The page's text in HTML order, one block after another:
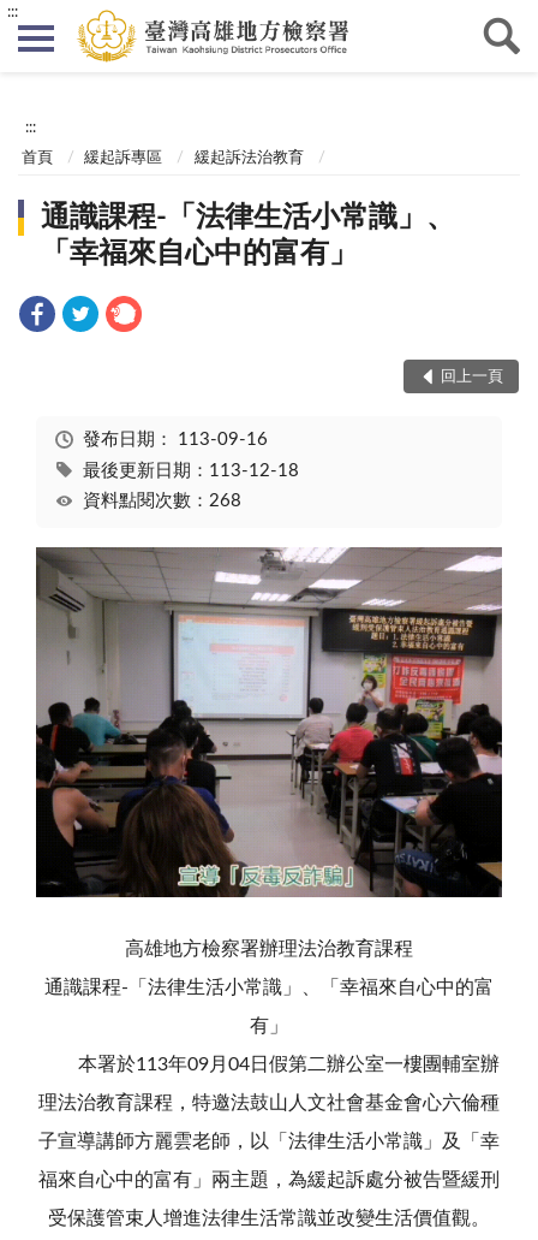
:::
:::
首頁 緩起訴專區 緩起訴法治教育
通識課程-「法律生活小常識」、
「幸福來自心中的富有」
回上一頁
發布日期： 113-09-16
最後更新日期：113-12-18
資料點閱次數：268
高雄地方檢察署辦理法治教育課程
通識課程-「法律生活小常識」、「幸福來自心中的富
有」
本署於113年09月04日假第二辦公室一樓團輔室辦
理法治教育課程，特邀法鼓山人文社會基金會心六倫種
子宣導講師方麗雲老師，以「法律生活小常識」及「幸
福來自心中的富有」兩主題，為緩起訴處分被告暨緩刑
受保護管束人增進法律生活常識並改變生活價值觀。